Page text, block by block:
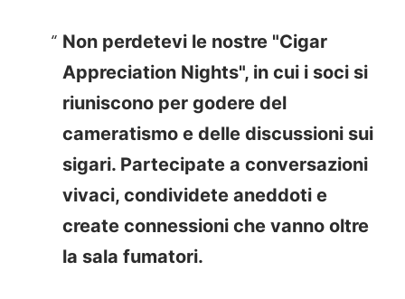
Non perdetevi le nostre "Cigar
Appreciation Nights", in cui i soci si
riuniscono per godere del
cameratismo e delle discussioni sui
sigari. Partecipate a conversazioni
vivaci, condividete aneddoti e
create connessioni che vanno oltre
la sala fumatori.